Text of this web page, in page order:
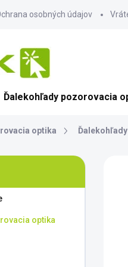
osobných údajov
Ďalekohľady pozorovacia
optika Ďalekohľady
optika